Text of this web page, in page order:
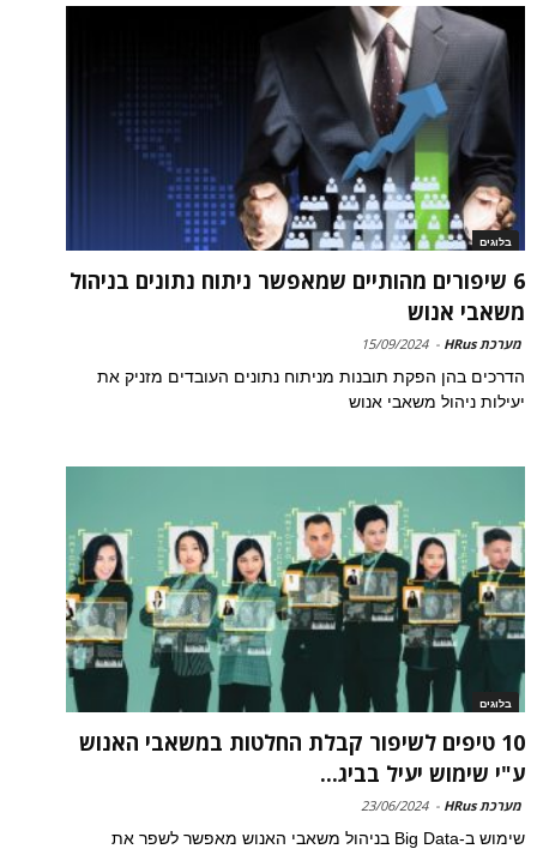
בלוגים
6 שיפורים מהותיים שמאפשר ניתוח נתונים בניהול
משאבי אנוש
מערכת HRus -
15/09/2024
הדרכים בהן הפקת תובנות מניתוח נתונים העובדים מזניק את
יעילות ניהול משאבי אנוש
בלוגים
10 טיפים לשיפור קבלת החלטות במשאבי האנוש
ע"י שימוש יעיל בביג...
מערכת HRus -
23/06/2024
שימוש ב-Big Data בניהול משאבי האנוש מאפשר לשפר את